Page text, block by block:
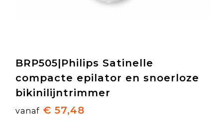
BRP505|Philips Satinelle
compacte epilator en snoerloze
bikinilijntrimmer
vanaf € 57,48